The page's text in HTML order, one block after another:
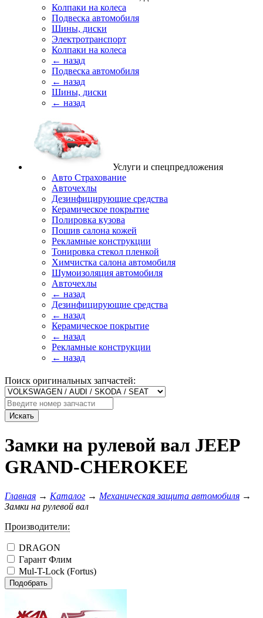
Колпаки на колеса
Подвеска автомобиля
Шины, диски
Электротранспорт
Колпаки на колеса
← назад
Подвеска автомобиля
← назад
Шины, диски
← назад
Услуги и спецпредложения
Авто Страхование
Авточехлы
Дезинфицирующие средства
Керамическое покрытие
Полировка кузова
Пошив салона кожей
Рекламные конструкции
Тонировка стекол пленкой
Химчистка салона автомобиля
Шумоизоляция автомобиля
Авточехлы
← назад
Дезинфицирующие средства
← назад
Керамическое покрытие
← назад
Рекламные конструкции
← назад
Поиск оригинальных запчастей:
Искать
Замки на рулевой вал JEEP
GRAND-CHEROKEE
Главная → Каталог → Механическая защита автомобиля →
Замки на рулевой вал
Производители:
DRAGON
Гарант Флим
Mul-T-Lock (Fortus)
Подобрать